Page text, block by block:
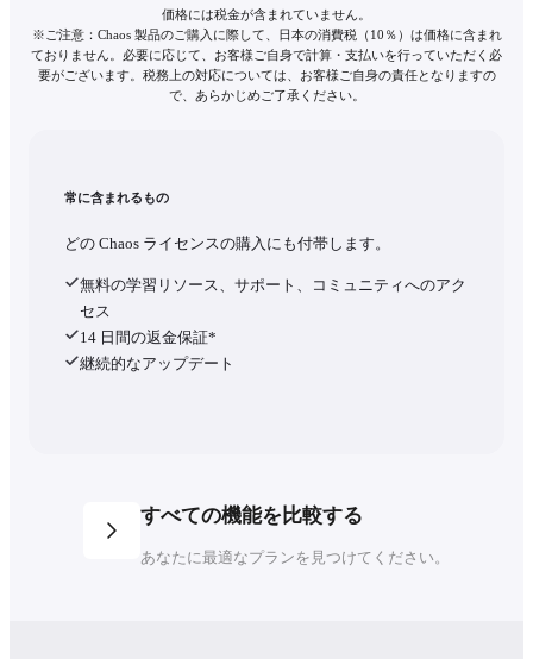
価格には税金が含まれていません。
※ご注意：Chaos 製品のご購入に際して、日本の消費税（10％）は価格に含まれ
ておりません。必要に応じて、お客様ご自身で計算・支払いを行っていただく必
要がございます。税務上の対応については、お客様ご自身の責任となりますの
で、あらかじめご了承ください。
常に含まれるもの
どの Chaos ライセンスの購入にも付帯します。
無料の学習リソース、サポート、コミュニティへのアク
セス
14 日間の返金保証*
継続的なアップデート
すべての機能を比較する
あなたに最適なプランを見つけてください。